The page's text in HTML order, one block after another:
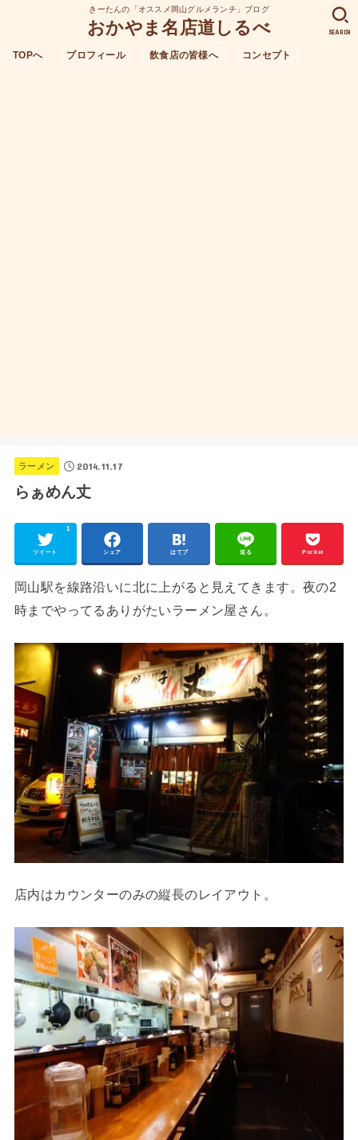
きーたんの「オススメ岡山グルメランチ」ブログ
おかやま名店道しるべ
TOPへ プロフィール 飲食店の皆様へ コンセプト
SEARCH
ラーメン 2014.11.17
らぁめん丈
ツイート
1
シェア はてブ 送る Pocket
岡山駅を線路沿いに北に上がると見えてきます。夜の2
時までやってるありがたいラーメン屋さん。
店内はカウンターのみの縦長のレイアウト。